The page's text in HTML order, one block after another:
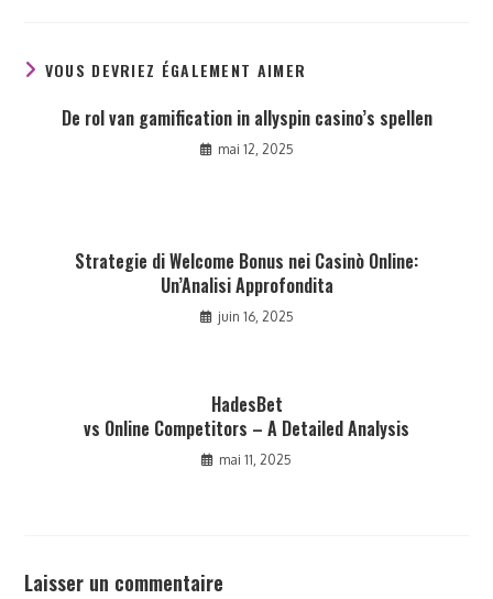
VOUS DEVRIEZ ÉGALEMENT AIMER
De rol van gamification in allyspin casino’s spellen
mai 12, 2025
Strategie di Welcome Bonus nei Casinò Online:
Un’Analisi Approfondita
juin 16, 2025
HadesBet
vs Online Competitors – A Detailed Analysis
mai 11, 2025
Laisser un commentaire